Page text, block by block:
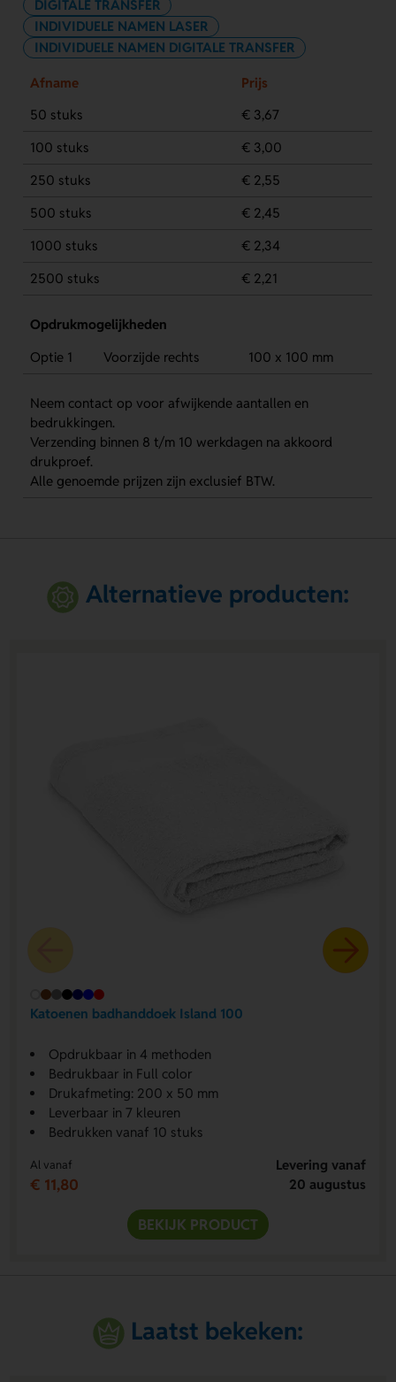
DIGITALE TRANSFER
INDIVIDUELE NAMEN LASER
INDIVIDUELE NAMEN DIGITALE TRANSFER
Afname
Prijs
50 stuks
€ 3,67
100 stuks
€ 3,00
250 stuks
€ 2,55
500 stuks
€ 2,45
1000 stuks
€ 2,34
2500 stuks
€ 2,21
Opdrukmogelijkheden
Optie 1
Voorzijde rechts 100 x 100 mm
Neem contact op voor afwijkende aantallen en
bedrukkingen.
Verzending binnen 8 t/m 10 werkdagen na akkoord
drukproef.
Alle genoemde prijzen zijn exclusief BTW.
Alternatieve producten:
Katoenen badhanddoek Island 100
Opdrukbaar in 4 methoden
Bedrukbaar in Full color
Drukafmeting: 200 x 50 mm
Leverbaar in 7 kleuren
Bedrukken vanaf 10 stuks
Al vanaf
€ 11,80
Levering vanaf
20 augustus
BEKIJK PRODUCT
Laatst bekeken: